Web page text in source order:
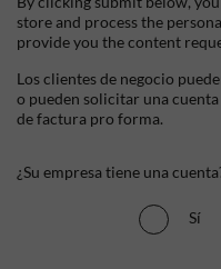
store and process the
provide you the content
Los clientes de negocio
o pueden solicitar una
de factura pro forma.
¿Su empresa tiene una
Sí